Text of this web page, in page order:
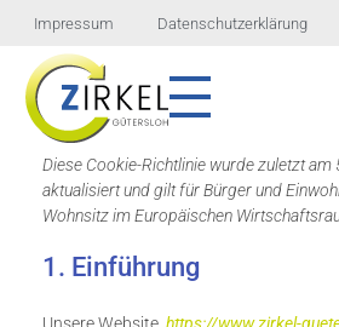
Impressum Datenschutzerklärung
ZIRKEL GÜTERSLOH E.V.
Verein zur Förderung und Integration von Menschen mit geistigen und seelischen Behinderungen
Diese Cookie-Richtlinie wurde zuletzt am
aktualisiert und gilt für Bürger und
Wohnsitz im Europäischen
1. Einführung